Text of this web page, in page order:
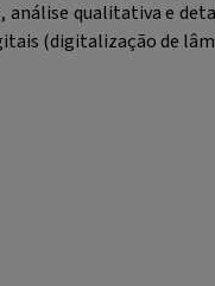
análise qualitativa e
(digitalização de